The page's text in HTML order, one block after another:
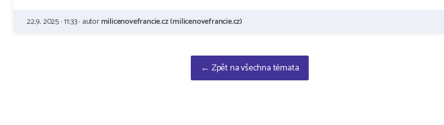
22.9. 2025 · 11:33 · autormilicenovefrancie.cz (milicenovefrancie.cz)
← Zpět na všechna témata